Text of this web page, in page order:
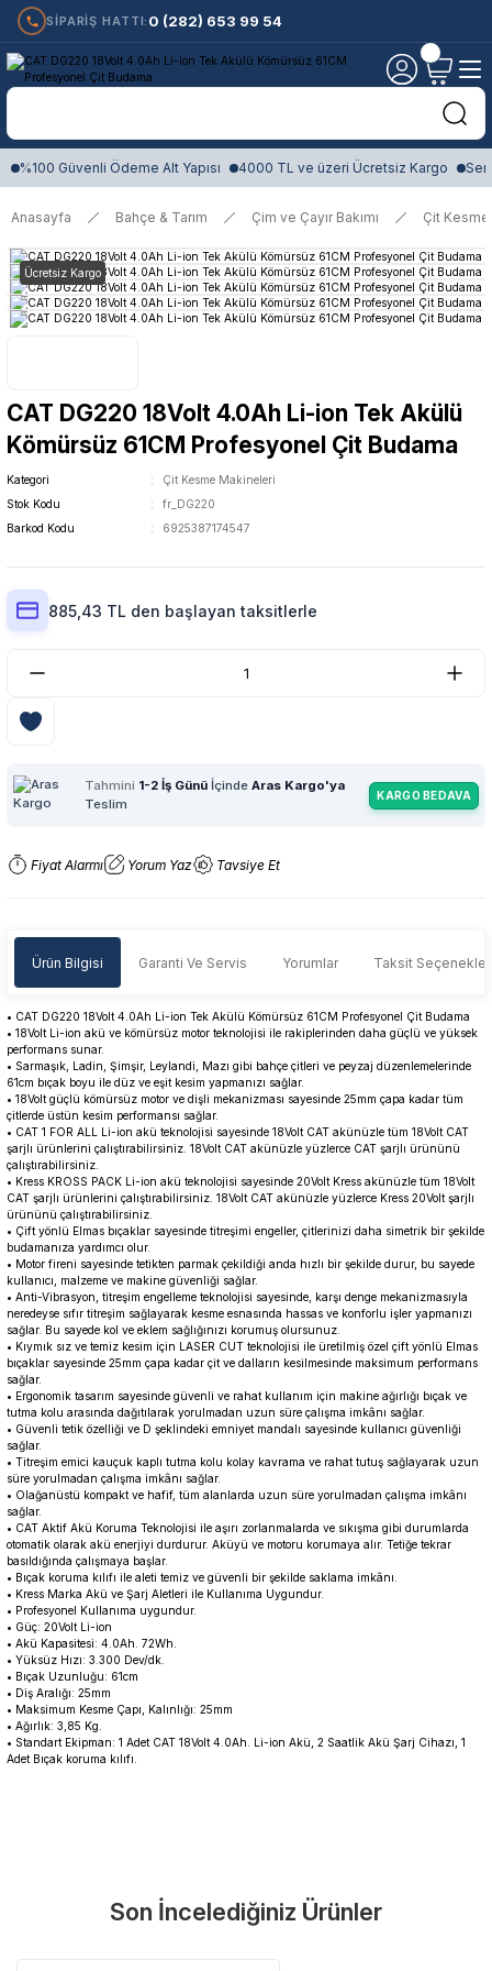
SİPARİŞ HATTI: 0 (282) 653 99 54
%100 Güvenli Ödeme Alt Yapısı 4000 TL ve üzeri Ücretsiz Kargo
Anasayfa Bahçe & Tarım Çim ve Çayır Bakımı Çit
Ücretsiz Kargo
CAT DG220 18Volt 4.0Ah Li-ion Tek Akülü
Kömürsüz 61CM Profesyonel Çit Budama
Kategori
Çit Kesme Makineleri
Stok Kodu
fr_DG220
Barkod Kodu
6925387174547
885,43 TL den başlayan taksitlerle
Tahmini 1-2 İş Günü İçinde Aras Kargo'ya
Teslim
KARGO BEDAVA
Fiyat Alarmı Yorum Yaz Tavsiye Et
Ürün Bilgisi Garanti Ve Servis Yorumlar Taksit
• CAT DG220 18Volt 4.0Ah Li-ion Tek Akülü Kömürsüz 61CM Profesyonel Çit Budama
• 18Volt Li-ion akü ve kömürsüz motor teknolojisi ile rakiplerinden daha güçlü ve yüksek
performans sunar.
• Sarmaşık, Ladin, Şimşir, Leylandi, Mazı gibi bahçe çitleri ve peyzaj düzenlemelerinde
61cm bıçak boyu ile düz ve eşit kesim yapmanızı sağlar.
• 18Volt güçlü kömürsüz motor ve dişli mekanizması sayesinde 25mm çapa kadar tüm
çitlerde üstün kesim performansı sağlar.
• CAT 1 FOR ALL Li-ion akü teknolojisi sayesinde 18Volt CAT akünüzle tüm 18Volt CAT
şarjlı ürünlerini çalıştırabilirsiniz. 18Volt CAT akünüzle yüzlerce CAT şarjlı ürününü
çalıştırabilirsiniz.
• Kress KROSS PACK Li-ion akü teknolojisi sayesinde 20Volt Kress akünüzle tüm 18Volt
CAT şarjlı ürünlerini çalıştırabilirsiniz. 18Volt CAT akünüzle yüzlerce Kress 20Volt şarjlı
ürününü çalıştırabilirsiniz.
• Çift yönlü Elmas bıçaklar sayesinde titreşimi engeller, çitlerinizi daha simetrik bir şekilde
budamanıza yardımcı olur.
• Motor fireni sayesinde tetikten parmak çekildiği anda hızlı bir şekilde durur, bu sayede
kullanıcı, malzeme ve makine güvenliği sağlar.
• Anti-Vibrasyon, titreşim engelleme teknolojisi sayesinde, karşı denge mekanizmasıyla
neredeyse sıfır titreşim sağlayarak kesme esnasında hassas ve konforlu işler yapmanızı
sağlar. Bu sayede kol ve eklem sağlığınızı korumuş olursunuz.
• Kıymık sız ve temiz kesim için LASER CUT teknolojisi ile üretilmiş özel çift yönlü Elmas
bıçaklar sayesinde 25mm çapa kadar çit ve dalların kesilmesinde maksimum performans
sağlar.
• Ergonomik tasarım sayesinde güvenli ve rahat kullanım için makine ağırlığı bıçak ve
tutma kolu arasında dağıtılarak yorulmadan uzun süre çalışma imkânı sağlar.
• Güvenli tetik özelliği ve D şeklindeki emniyet mandalı sayesinde kullanıcı güvenliği
sağlar.
• Titreşim emici kauçuk kaplı tutma kolu kolay kavrama ve rahat tutuş sağlayarak uzun
süre yorulmadan çalışma imkânı sağlar.
• Olağanüstü kompakt ve hafif, tüm alanlarda uzun süre yorulmadan çalışma imkânı
sağlar.
• CAT Aktif Akü Koruma Teknolojisi ile aşırı zorlanmalarda ve sıkışma gibi durumlarda
otomatik olarak akü enerjiyi durdurur. Aküyü ve motoru korumaya alır. Tetiğe tekrar
basıldığında çalışmaya başlar.
• Bıçak koruma kılıfı ile aleti temiz ve güvenli bir şekilde saklama imkânı.
• Kress Marka Akü ve Şarj Aletleri ile Kullanıma Uygundur.
• Profesyonel Kullanıma uygundur.
• Güç: 20Volt Li-ion
• Akü Kapasitesi: 4.0Ah. 72Wh.
• Yüksüz Hızı: 3.300 Dev/dk.
• Bıçak Uzunluğu: 61cm
• Diş Aralığı: 25mm
• Maksimum Kesme Çapı, Kalınlığı: 25mm
• Ağırlık: 3,85 Kg.
• Standart Ekipman: 1 Adet CAT 18Volt 4.0Ah. Li-ion Akü, 2 Saatlik Akü Şarj Cihazı, 1
Adet Bıçak koruma kılıfı.
Tüm ürünlerimiz üretici firma garantisi altındadır. Size en yakın
Yorum Yaz
Son İncelediğiniz Ürünler